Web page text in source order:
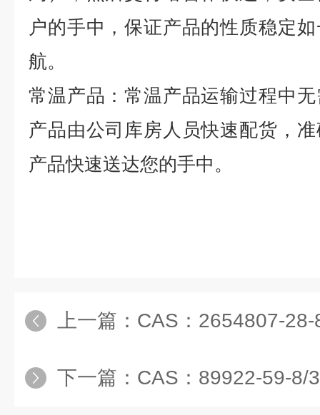
户的手中，保证产品的性质稳定
航。
常温产品：常温产品运输过程中
产品由公司库房人员快速配货，
产品快速送达您的手中。
上一篇： CAS：2654807-
下一篇： CAS：89922-59-8/3,7-二溴-10-(4-